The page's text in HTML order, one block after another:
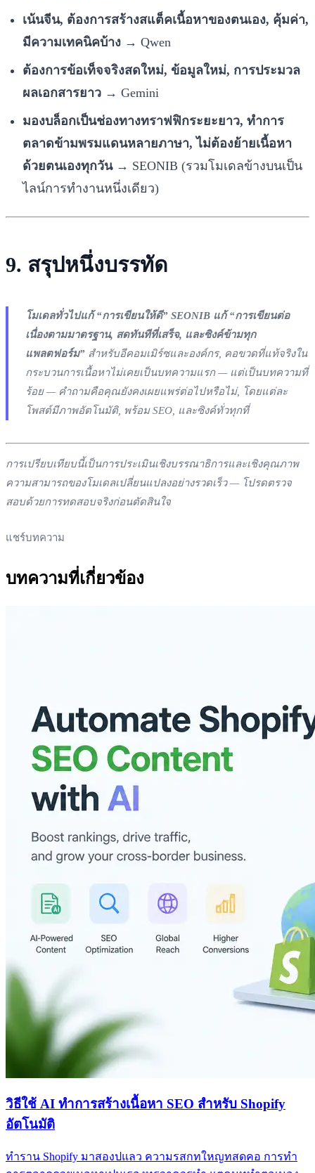
เน้นจีน, ต้องการสร้างสแต็คเนื้อหาของตนเอง, คุ้มค่า,
มีความเทคนิคบ้าง → Qwen
ต้องการข้อเท็จจริงสดใหม่, ข้อมูลใหม่, การประมวล
ผลเอกสารยาว → Gemini
มองบล็อกเป็นช่องทางทราฟฟิกระยะยาว, ทำการ
ตลาดข้ามพรมแดนหลายภาษา, ไม่ต้องย้ายเนื้อหา
ด้วยตนเองทุกวัน→ SEONIB (รวมโมเดลข้างบนเป็น
ไลน์การทำงานหนึ่งเดียว)
9. สรุปหนึ่งบรรทัด
โมเดลทั่วไปแก้ “การเขียนให้ดี” SEONIB แก้ “การเขียนต่อ
เนื่องตามมาตรฐาน, สดทันทีที่เสร็จ, และซิงค์ข้ามทุก
แพลตฟอร์ม” สำหรับอีคอมเมิร์ซและองค์กร, คอขวดที่แท้จริงใน
กระบวนการเนื้อหาไม่เคยเป็นบทความแรก — แต่เป็นบทความที่
ร้อย — คำถามคือคุณยังคงเผยแพร่ต่อไปหรือไม่, โดยแต่ละ
โพสต์มีภาพอัตโนมัติ, พร้อม SEO, และซิงค์ทั่วทุกที่
การเปรียบเทียบนี้เป็นการประเมินเชิงบรรณาธิการและเชิงคุณภาพ
ความสามารถของโมเดลเปลี่ยนแปลงอย่างรวดเร็ว — โปรดตรวจ
สอบด้วยการทดสอบจริงก่อนตัดสินใจ
แชร์บทความ
บทความที่เกี่ยวข้อง
วิธีใช้ AI ทำการสร้างเนื้อหา SEO สำหรับ Shopify
อัตโนมัติ
ทำราน Shopify มาสองปแลว ความรสกทใหญทสดคอ การทำ